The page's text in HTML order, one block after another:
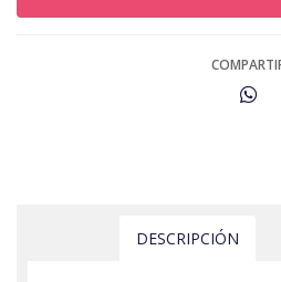
DESCRIPCIÓN